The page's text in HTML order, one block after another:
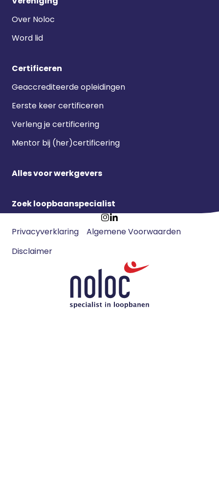
Over Noloc
Word lid
Certificeren
Geaccrediteerde opleidingen
Eerste keer certificeren
Verleng je certificering
Mentor bij (her)certificering
Alles voor werkgevers
Zoek loopbaanspecialist
GaGa
Footer
navigatie
Privacyverklaring
Algemene Voorwaarden
Disclaimer